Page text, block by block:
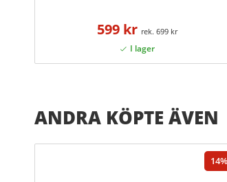
599 kr 699 kr
ANDRA KÖPTE ÄVEN
14